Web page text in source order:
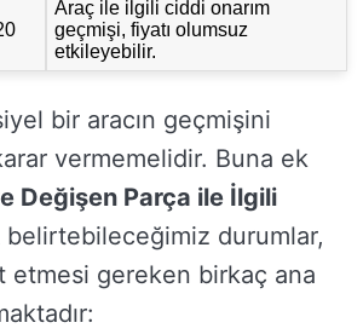
Araç ile ilgili ciddi onarım
geçmişi, fiyatı olumsuz
etkileyebilir.
bir aracın geçmişini
vermemelidir. Buna ek
Değişen Parça ile İlgili
belirtebileceğimiz durumlar,
etmesi gereken birkaç ana